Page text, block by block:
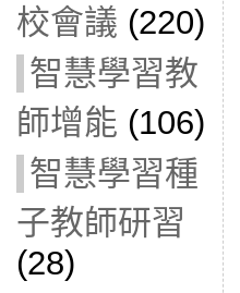
校會議 (220)
智慧學習教
師增能 (106)
智慧學習種
子教師研習
(28)